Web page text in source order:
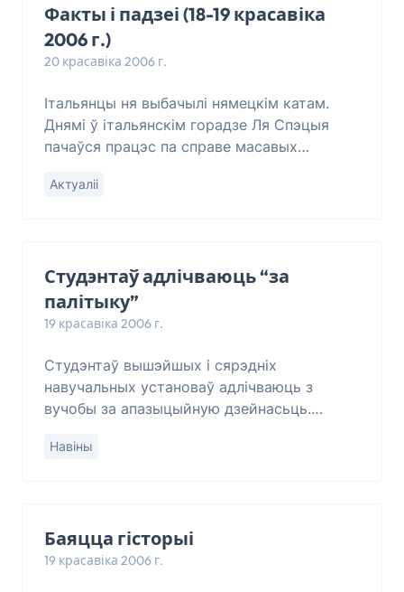
Факты і падзеі (18-19 красавіка
2006 г.)
20 красавіка 2006 г.
Італьянцы ня выбачылі нямецкім катам.
Днямі ў італьянскім горадзе Ля Спэцыя
пачаўся працэс па справе масавых
карнікамі жыхароў трох вёсак непадалёк
Актуаліі
Студэнтаў адлічваюць “за
палітыку”
19 красавіка 2006 г.
Cтудэнтаў вышэйшых і сярэдніх
навучальных установаў адлічваюць з
вучобы за апазыцыйную дзейнасьць.
напісаць лісты з абяцаньнем больш ніколі
Навіны
Баяцца гісторыі
19 красавіка 2006 г.